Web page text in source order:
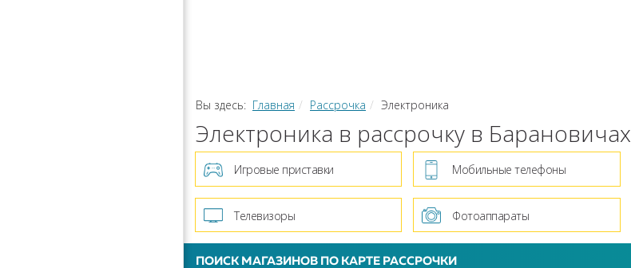
Вы здесь: Главная Рассрочка Электроника
Электроника в рассрочку в Барановичах
Игровые приставки Мобильные телефоны
Телевизоры Фотоаппараты
ПОИСК МАГАЗИНОВ ПО КАРТЕ РАССРОЧКИ